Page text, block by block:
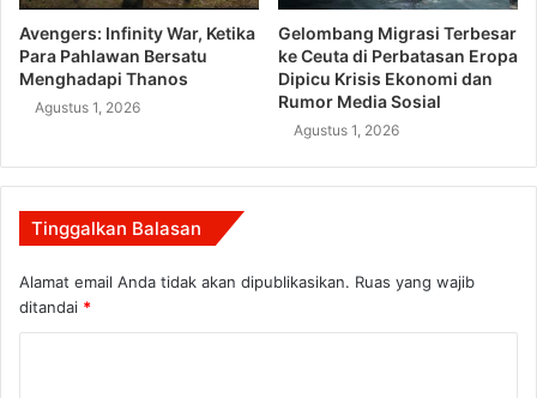
Avengers: Infinity War, Ketika
Para Pahlawan Bersatu
Menghadapi Thanos
Agustus 1, 2026
Gelombang Migrasi Terbesar
ke Ceuta di Perbatasan Eropa
Dipicu Krisis Ekonomi dan
Rumor Media Sosial
Agustus 1, 2026
Tinggalkan Balasan
Alamat email Anda tidak akan dipublikasikan. Ruas yang wajib
ditandai *